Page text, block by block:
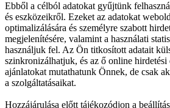
Ebből a célból adatokat gyűjtünk
és eszközeikről. Ezeket az adatokat
optimalizálására és személyre szabott
megjelenítésére, valamint a használati
használjuk fel. Az Ön titkosított adatait
szinkronizálhatjuk, és az ő online hirdetési
ajánlatokat mutathatunk Önnek, de csak
a szolgáltatásaikat.
Hozzájárulása előtt tájékozódjon a